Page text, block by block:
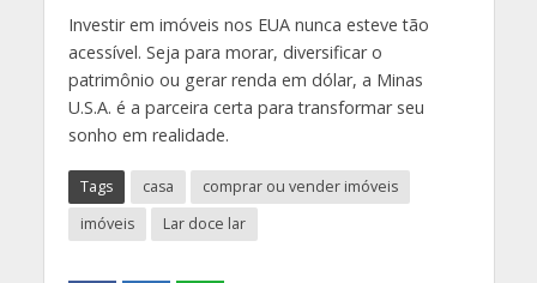
Investir em imóveis nos EUA nunca esteve tão
acessível. Seja para morar, diversificar o
patrimônio ou gerar renda em dólar, a Minas
U.S.A. é a parceira certa para transformar seu
sonho em realidade.
Tags casa
comprar ou vender imóveis
imóveis
Lar doce lar